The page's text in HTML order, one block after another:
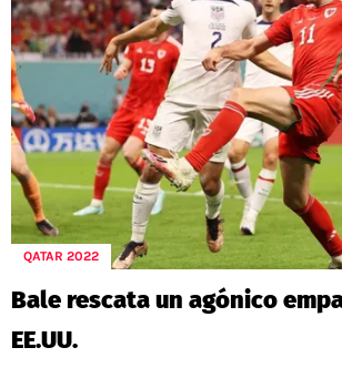
QATAR 2022
Bale rescata un agónico
EE.UU.